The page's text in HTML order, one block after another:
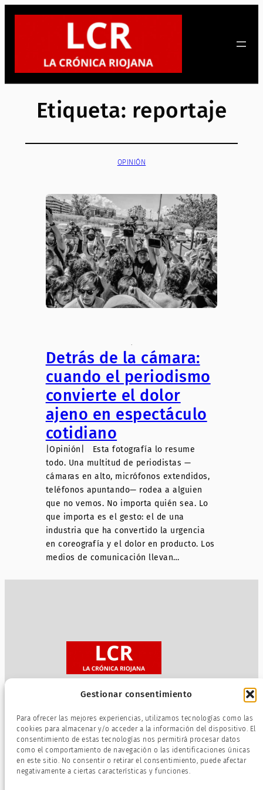
Gestionar consentimiento
Para ofrecer las mejores experiencias, utilizamos tecnologías como las
cookies para almacenar y/o acceder a la información del dispositivo. El
consentimiento de estas tecnologías nos permitirá procesar datos
como el comportamiento de navegación o las identificaciones únicas
en este sitio. No consentir o retirar el consentimiento, puede afectar
negativamente a ciertas características y funciones.
Saltar
Etiqueta: reportaje
OPINIÓN
.
Detrás de la cámara:
cuando el periodismo
convierte el dolor
ajeno en espectáculo
cotidiano
|Opinión| Esta fotografía lo resume
todo. Una multitud de periodistas —
cámaras en alto, micrófonos extendidos,
teléfonos apuntando— rodea a alguien
que no vemos. No importa quién sea. Lo
que importa es el gesto: el de una
industria que ha convertido la urgencia
en coreografía y el dolor en producto. Los
medios de comunicación llevan…
Política de privacidad
Términos de servicio
Política de cookies